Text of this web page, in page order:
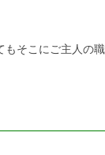
そこにご主人の